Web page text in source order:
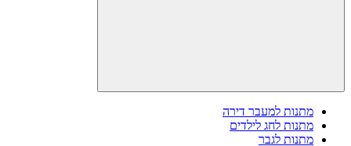
מתנות למעבר דירה
מתנות לחג לילדים
מתנות לגבר